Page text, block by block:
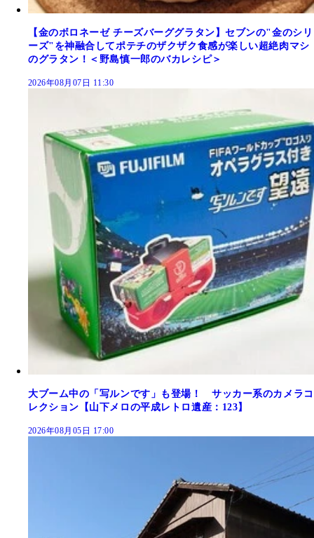
【金のボロネーゼ チーズバーググラタン】セブンの"金のシリ
ーズ"を神融合してポテチのザクザク食感が楽しい超絶肉マシ
のグラタン！＜野島慎一郎のバカレシピ＞
2026年08月07日 11:30
大ブーム中の「写ルンです」も登場！ サッカー系のカメラコ
レクション【山下メロの平成レトロ遺産：123】
2026年08月05日 17:00